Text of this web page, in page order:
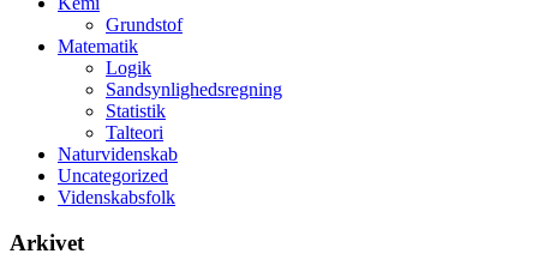
Grundstof
Matematik
Logik
Sandsynlighedsregning
Statistik
Talteori
Naturvidenskab
Uncategorized
Videnskabsfolk
Arkivet